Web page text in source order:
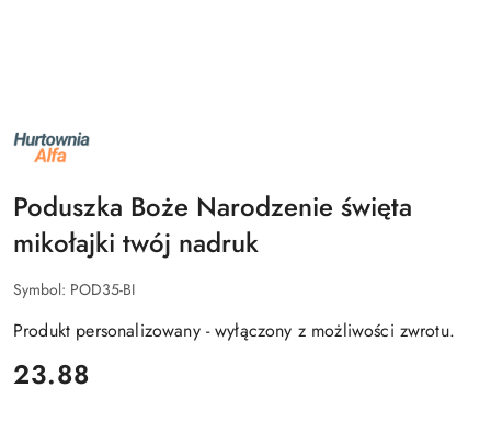
NAZWA
PRODUCENTA:
ALFA
Poduszka Boże Narodzenie święta
mikołajki twój nadruk
Symbol: POD35-BI
Produkt personalizowany - wyłączony z możliwości zwrotu.
cena:
23.88